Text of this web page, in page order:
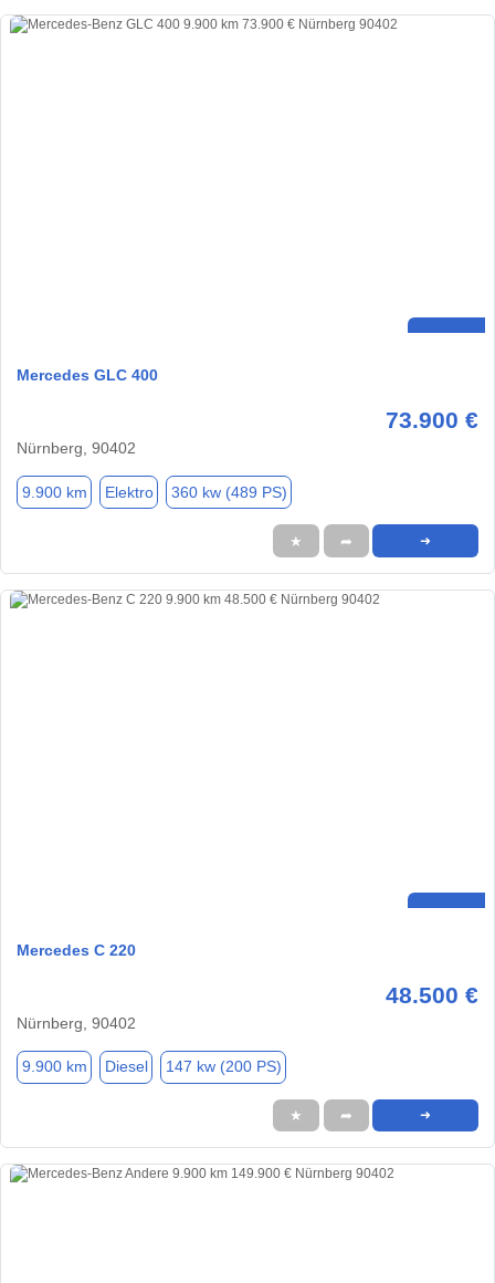
Mercedes GLC 400
73.900 €
Nürnberg, 90402
9.900 km Elektro 360 kw (489 PS)
★ ➦ ➜
Mercedes C 220
48.500 €
Nürnberg, 90402
9.900 km Diesel 147 kw (200 PS)
★ ➦ ➜